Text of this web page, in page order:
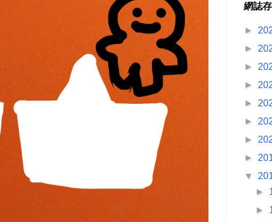
網誌
►
►
►
►
►
►
►
►
▼
►
►